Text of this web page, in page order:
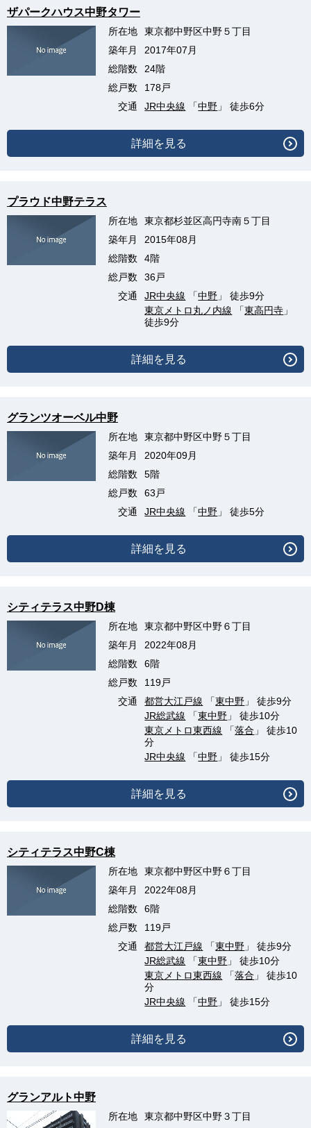
ザパークハウス中野タワー
所在地
東京都中野区中野５丁目
築年月
2017年07月
総階数
24階
総戸数
178戸
交通
JR中央線 「中野 」 徒歩6分
詳細を見る
プラウド中野テラス
所在地
東京都杉並区高円寺南５丁目
築年月
2015年08月
総階数
4階
総戸数
36戸
交通
JR中央線 「中野 」 徒歩9分
東京メトロ丸ノ内線 「東高円寺 」
徒歩9分
詳細を見る
グランツオーベル中野
所在地
東京都中野区中野５丁目
築年月
2020年09月
総階数
5階
総戸数
63戸
交通
JR中央線 「中野 」 徒歩5分
詳細を見る
シティテラス中野D棟
所在地
東京都中野区中野６丁目
築年月
2022年08月
総階数
6階
総戸数
119戸
交通
都営大江戸線 「東中野 」 徒歩9分
JR総武線 「東中野 」 徒歩10分
東京メトロ東西線 「落合 」 徒歩10
分
JR中央線 「中野 」 徒歩15分
詳細を見る
シティテラス中野C棟
所在地
東京都中野区中野６丁目
築年月
2022年08月
総階数
6階
総戸数
119戸
交通
都営大江戸線 「東中野 」 徒歩9分
JR総武線 「東中野 」 徒歩10分
東京メトロ東西線 「落合 」 徒歩10
分
JR中央線 「中野 」 徒歩15分
詳細を見る
グランアルト中野
所在地 東京都中野区中野３丁目